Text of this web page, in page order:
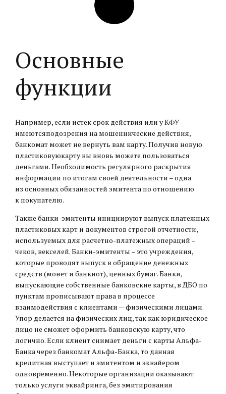
Основные
функции
Например, если истек срок действия или у КФУ
имеютсяподозрения на мошеннические действия,
банкомат может не вернуть вам карту. Получив новую
пластиковуюкарту вы вновь можете пользоваться
деньгами. Необходимость регулярного раскрытия
информации по итогам своей деятельности – одна
из основных обязанностей эмитента по отношению
к покупателю.
Также банки-эмитенты инициируют выпуск платежных
пластиковых карт и документов строгой отчетности,
используемых для расчетно-платежных операций –
чеков, векселей. Банки-эмитенты – это учреждения,
которые проводят выпуск в обращение денежных
средств (монет и банкнот), ценных бумаг. Банки,
выпускающие собственные банковские карты, в ДБО по
пунктам прописывают права в процессе
взаимодействия с клиентами — физическими лицами.
Упор делается на физических лиц, так как юридическое
лицо не сможет оформить банковскую карту, что
логично. Если клиент снимает деньги с карты Альфа-
Банка через банкомат Альфа-Банка, то данная
кредитная выступает и эмитентом и эквайером
одновременно. Некоторые организации оказывают
только услуги эквайринга, без эмитирования